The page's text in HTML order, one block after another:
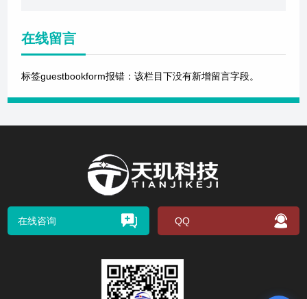
在线留言
标签guestbookform报错：该栏目下没有新增留言字段。
在线咨询 QQ